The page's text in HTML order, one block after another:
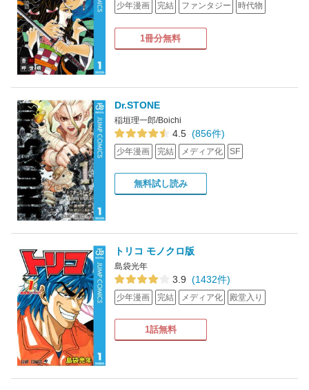
少年漫画 完結 ファンタジー 時代物
1冊分無料
Dr.STONE
稲垣理一郎/Boichi
4.5 (856件)
少年漫画 完結 メディア化 SF
無料試し読み
トリコ モノクロ版
島袋光年
3.9 (1432件)
少年漫画 完結 メディア化 殿堂入り
1話無料